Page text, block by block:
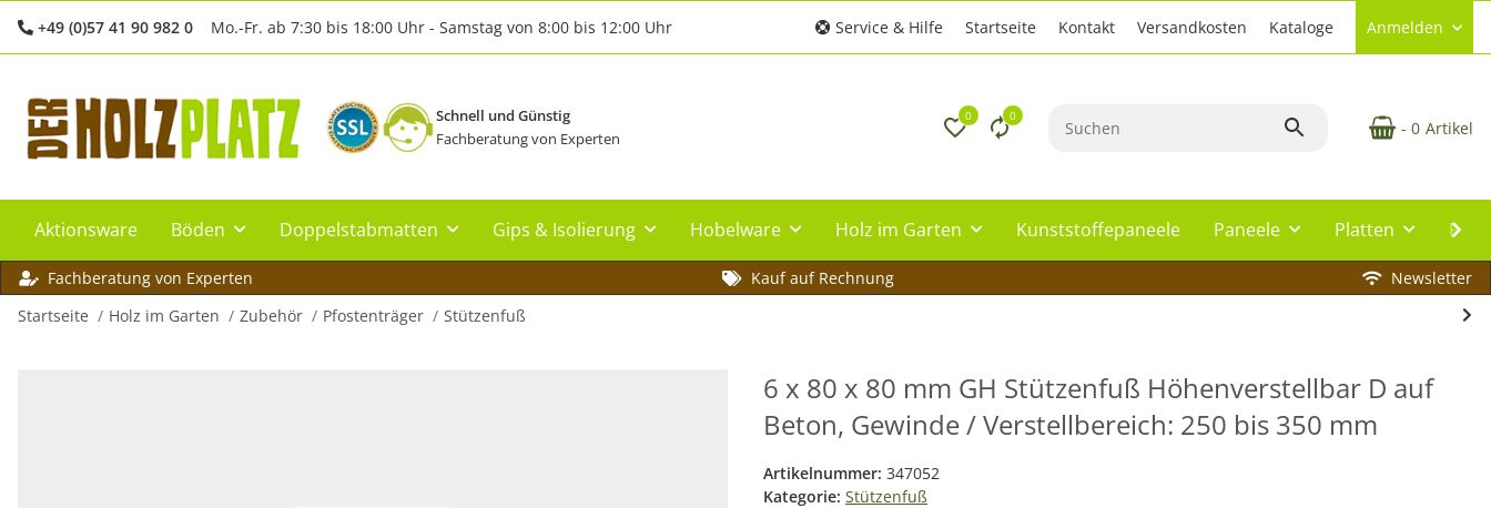
+49 (0)57 41 90 982 0 Mo.-Fr. ab 7:30 bis 18:00 Uhr - Samstag von 8:00 bis 12:00 Uhr Service & Hilfe Startseite Kontakt Versandkosten Kataloge Anmelden
Schnell und Günstig
Fachberatung von Experten
0 0
- 0 Artikel
Aktionsware Böden Doppelstabmatten Gips & Isolierung Hobelware Holz im Garten Kunststoffepaneele Paneele Platten
Fachberatung von Experten Kauf auf Rechnung
Newsletter
Startseite
Holz im Garten Zubehör Pfostenträger Stützenfuß
6 x 80 x 80 mm GH Stützenfuß Höhenverstellbar D auf
Beton, Gewinde / Verstellbereich: 250 bis 350 mm
Artikelnummer: 347052
Kategorie: Stützenfuß